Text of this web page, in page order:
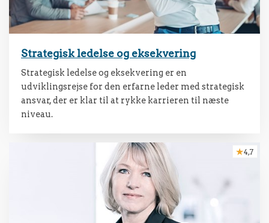
Strategisk ledelse og eksekvering
Strategisk ledelse og eksekvering er en
udviklingsrejse for den erfarne leder med strategisk
ansvar, der er klar til at rykke karrieren til næste
niveau.
4,7